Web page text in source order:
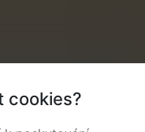
cookies?